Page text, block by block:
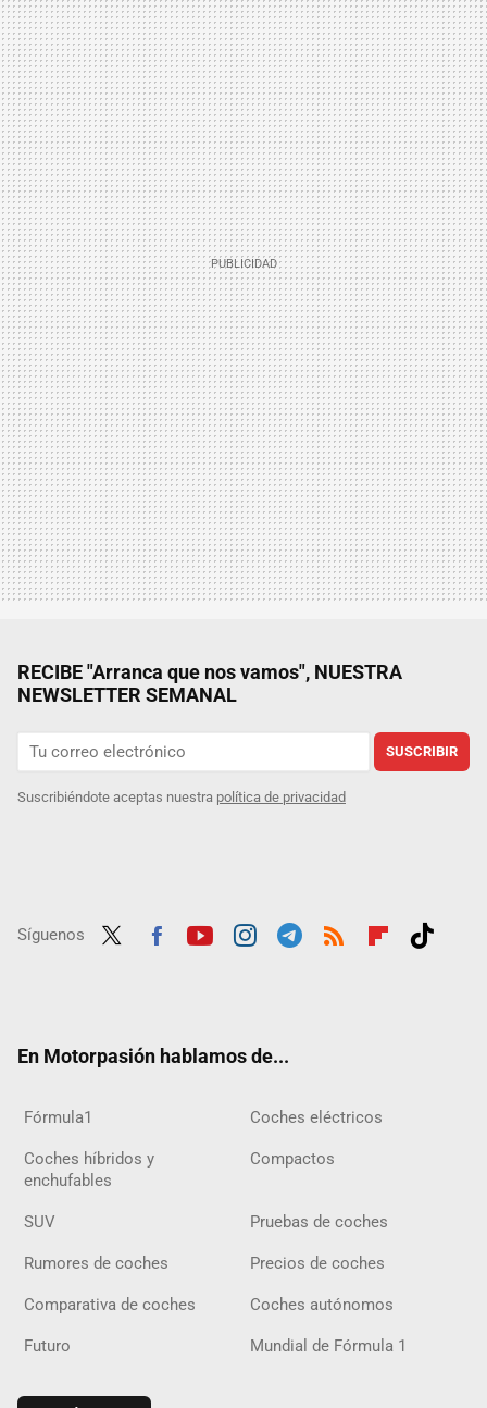
RECIBE "Arranca que nos vamos", NUESTRA
NEWSLETTER SEMANAL
SUSCRIBIR
Suscribiéndote aceptas nuestra política de privacidad
Síguenos
En Motorpasión hablamos de...
Fórmula1 Coches eléctricos
Coches híbridos y
enchufables
Compactos
SUV Pruebas de coches
Rumores de coches Precios de coches
Comparativa de coches Coches autónomos
Futuro Mundial de Fórmula 1